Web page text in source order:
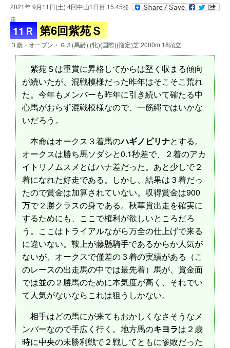
2021年 9月11日(土) 4回中山1日目 15:45発
走
11Ｒ 第6回紫苑Ｓ
３歳・オープン・Ｇ３(馬齢) (牝)(国際)(指定)芝 2000m 18頭立
紫苑Ｓは重賞に昇格してからは堅く収まる傾向
が続いたが、混戦模様だった昨年はそこそこ荒れ
た。今年もメンバーも昨年に引き続いて確たる中
心馬がおらず混戦模様なので、一筋縄ではいかな
いだろう。
本命はオークス３着馬のハギノピリナとする。
オークスは勝ち馬ソダシと0.1秒差で、２着のアカ
イトリノムスメとはハナ差だった。あと少しで２
着になれた好走である。しかし、結果は３着だっ
たので賞金は加算されていない。収得賞金は900
万で２勝クラスの身である。秋華賞出走を確実に
するためにも、ここで権利が欲しいところだろ
う。ここはトライアルながら万全の仕上げで来る
に違いない。鞍上が藤懸騎手であるからか人気が
ないが、オークスで僅差の３着の実績がある（こ
のレースの出走馬の中では最先着）馬が、賞金面
では並の２勝馬のために本気度が高く、それでい
て人気がないならこれは狙うしかない。
相手はどの馬にが来てもおかしくなさそうなメ
ンバーなので手広く行く。地方馬のキヨラは２歳
時に中央の未勝利戦で２戦してともに惨敗だった